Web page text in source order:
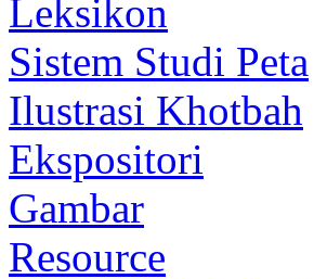
Leksikon
Sistem Studi Peta
Ilustrasi Khotbah
Ekspositori
Gambar
Resource